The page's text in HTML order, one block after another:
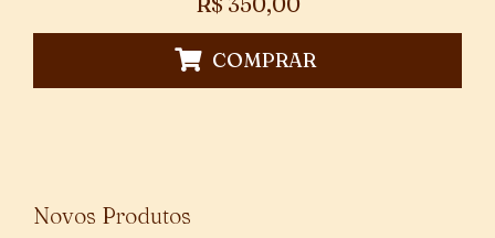
COMPRAR
Novos Produtos